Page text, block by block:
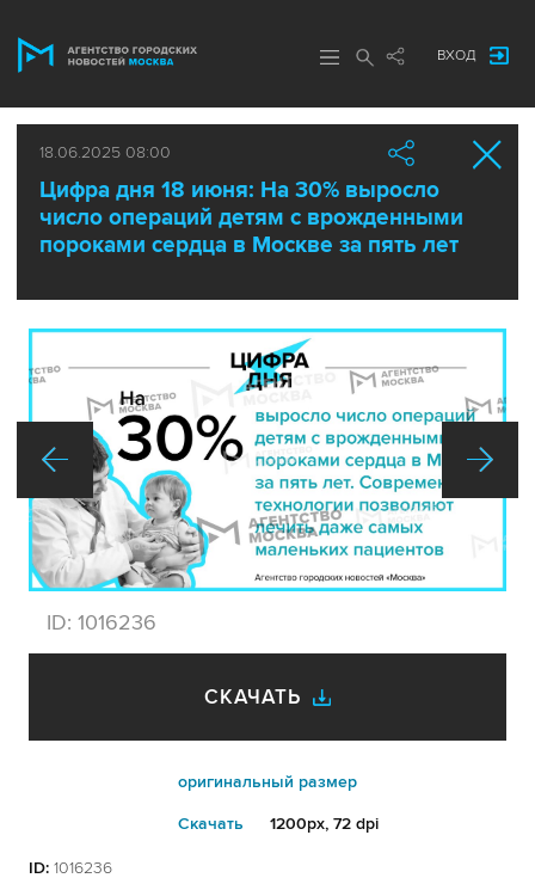
ВХОД
18.06.2025 08:00
Цифра дня 18 июня: На 30% выросло
число операций детям с врожденными
пороками сердца в Москве за пять лет
ID: 1016236
СКАЧАТЬ
оригинальный размер
Cкачать 1200px, 72 dpi
ID: 1016236